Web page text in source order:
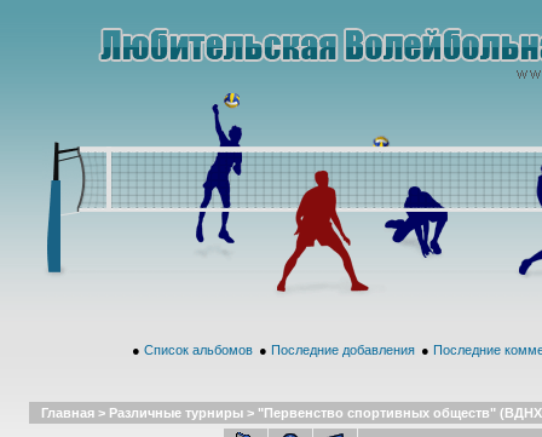
● Список альбомов ● Последние добавления ● Последние
Главная > Различные турниры > "Первенство спортивных обществ"